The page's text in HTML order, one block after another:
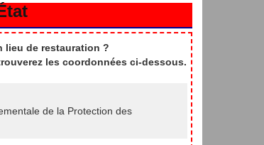
lieu de restauration ?
les coordonnées ci-dessous.
de la Protection des